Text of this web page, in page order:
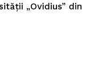
„Ovidius” din